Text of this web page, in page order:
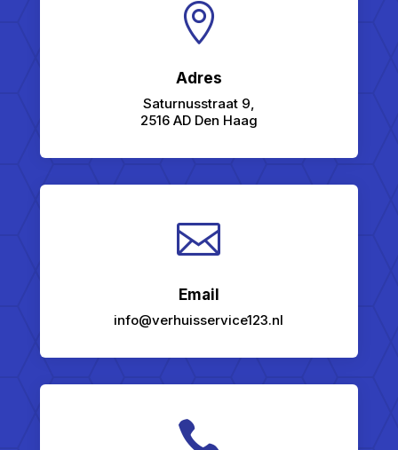

Adres
Saturnusstraat 9,
2516 AD Den Haag

Email
info@verhuisservice123.nl
